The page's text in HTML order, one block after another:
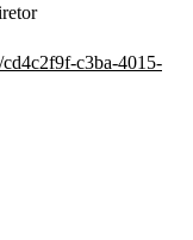
c3ba-4015-